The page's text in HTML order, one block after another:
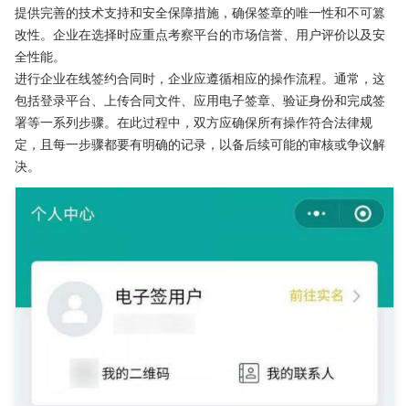
提供完善的技术支持和安全保障措施，确保签章的唯一性和不可篡
改性。企业在选择时应重点考察平台的市场信誉、用户评价以及安
全性能。
进行企业在线签约合同时，企业应遵循相应的操作流程。通常，这
包括登录平台、上传合同文件、应用电子签章、验证身份和完成签
署等一系列步骤。在此过程中，双方应确保所有操作符合法律规
定，且每一步骤都要有明确的记录，以备后续可能的审核或争议解
决。